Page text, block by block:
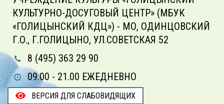
КУЛЬТУРНО-ДОСУГОВЫЙ ЦЕНТР» (МБУК
«ГОЛИЦЫНСКИЙ КДЦ») - МО, ОДИНЦОВСКИЙ
Г.О., Г.ГОЛИЦЫНО, УЛ.СОВЕТСКАЯ 52
8 (495) 363 29 90
09.00 - 21.00 ЕЖЕДНЕВНО
ВЕРСИЯ ДЛЯ СЛАБОВИДЯЩИХ